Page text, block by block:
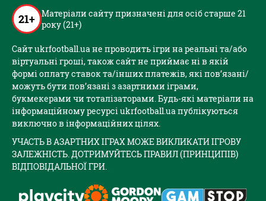
21+ Матеріали сайту призначені для осіб старше 21
року (21+)
Сайт ukrfootball.ua не проводить ігри на реальні та/або
віртуальні гроші, також сайт не приймає ні в якій
формі оплату ставок та/інших платежів, які пов’язані/
можуть бути пов’язані з азартними іграми,
букмекерами чи тоталізаторами. Будь-які матеріали на
інформаційному ресурсі ukrfootball.ua публікуються
виключно в інформаційних цілях.
УЧАСТЬ В АЗАРТНИХ ІГРАХ МОЖЕ ВИКЛИКАТИ ІГРОВУ
ЗАЛЕЖНІСТЬ. ДОТРИМУЙТЕСЬ ПРАВИЛ (ПРИНЦИПІВ)
ВІДПОВІДАЛЬНОЇ ГРИ.